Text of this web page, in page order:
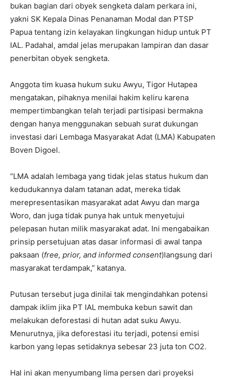
bukan bagian dari obyek sengketa dalam perkara ini,
yakni SK Kepala Dinas Penanaman Modal dan PTSP
Papua tentang izin kelayakan lingkungan hidup untuk PT
IAL. Padahal, amdal jelas merupakan lampiran dan dasar
penerbitan obyek sengketa.
Anggota tim kuasa hukum suku Awyu, Tigor Hutapea
mengatakan, pihaknya menilai hakim keliru karena
mempertimbangkan telah terjadi partisipasi bermakna
dengan hanya menggunakan sebuah surat dukungan
investasi dari Lembaga Masyarakat Adat (LMA) Kabupaten
Boven Digoel.
“LMA adalah lembaga yang tidak jelas status hukum dan
kedudukannya dalam tatanan adat, mereka tidak
merepresentasikan masyarakat adat Awyu dan marga
Woro, dan juga tidak punya hak untuk menyetujui
pelepasan hutan milik masyarakat adat. Ini mengabaikan
prinsip persetujuan atas dasar informasi di awal tanpa
paksaan (free, prior, and informed consent)langsung dari
masyarakat terdampak,” katanya.
Putusan tersebut juga dinilai tak mengindahkan potensi
dampak iklim jika PT IAL membuka kebun sawit dan
melakukan deforestasi di hutan adat suku Awyu.
Menurutnya, jika deforestasi itu terjadi, potensi emisi
karbon yang lepas setidaknya sebesar 23 juta ton CO2.
Hal ini akan menyumbang lima persen dari proyeksi